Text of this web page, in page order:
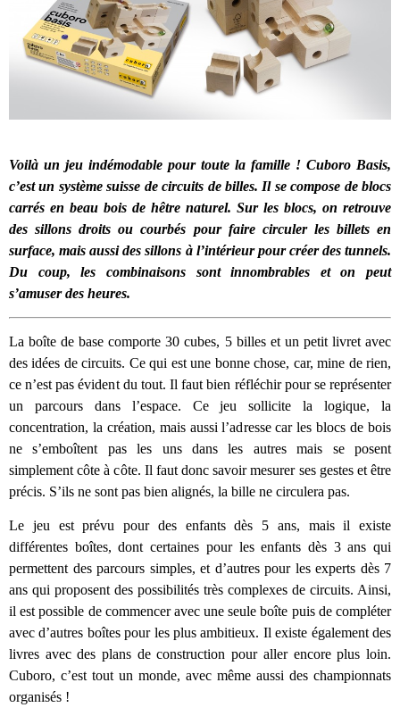
« Damn Them All » - Un duo de Choc !
Yoshi and the mysterious book
Voilà un jeu indémodable pour toute la famille ! Cuboro Basis,
c’est un système suisse de circuits de billes. Il se compose de blocs
carrés en beau bois de hêtre naturel. Sur les blocs, on retrouve
des sillons droits ou courbés pour faire circuler les billets en
surface, mais aussi des sillons à l’intérieur pour créer des tunnels.
Du coup, les combinaisons sont innombrables et on peut
s’amuser des heures.
La boîte de base comporte 30 cubes, 5 billes et un petit livret avec
des idées de circuits. Ce qui est une bonne chose, car, mine de rien,
ce n’est pas évident du tout. Il faut bien réfléchir pour se représenter
un parcours dans l’espace. Ce jeu sollicite la logique, la
concentration, la création, mais aussi l’adresse car les blocs de bois
ne s’emboîtent pas les uns dans les autres mais se posent
simplement côte à côte. Il faut donc savoir mesurer ses gestes et être
précis. S’ils ne sont pas bien alignés, la bille ne circulera pas.
Le jeu est prévu pour des enfants dès 5 ans, mais il existe
différentes boîtes, dont certaines pour les enfants dès 3 ans qui
permettent des parcours simples, et d’autres pour les experts dès 7
ans qui proposent des possibilités très complexes de circuits. Ainsi,
il est possible de commencer avec une seule boîte puis de compléter
avec d’autres boîtes pour les plus ambitieux. Il existe également des
livres avec des plans de construction pour aller encore plus loin.
Cuboro, c’est tout un monde, avec même aussi des championnats
organisés !